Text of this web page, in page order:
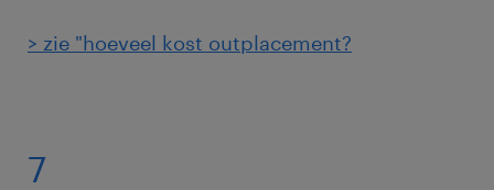
> zie "hoeveel kost outplacement?
7